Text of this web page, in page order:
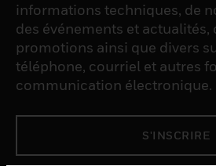
informations techniques, de
des événements et actualités,
promotions ainsi que divers
téléphone, courriel et autres
communication électronique.
S'INSCRIRE